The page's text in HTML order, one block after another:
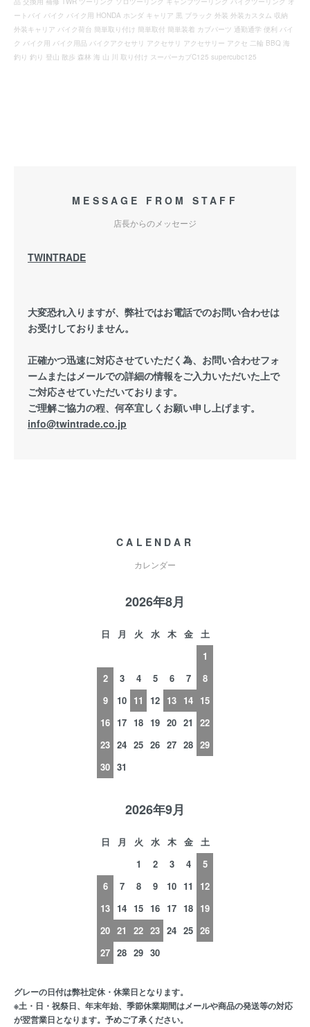
ートバイ バイク バイク用 HONDA ホンダ キャリア 黒 ブラック 外装 外装カスタム 収納
外装キャリア バイク荷台 簡単取り付け 簡単取付 簡単装着 カブパーツ 通勤通学 便利 バイ
ク バイク用 バイク用品 バイクアクセサリ アクセサリ アクセサリー アクセ 二輪 BBQ 海
釣り 釣り 登山 散歩 森林 海 山 川 取り付け スーパーカブC125 supercubc125
MESSAGE FROM STAFF
店長からのメッセージ
TWINTRADE
大変恐れ入りますが、弊社ではお電話でのお問い合わせは
お受けしておりません。
正確かつ迅速に対応させていただく為、お問い合わせフォ
ームまたはメールでの詳細の情報をご入力いただいた上で
ご対応させていただいております。
ご理解ご協力の程、何卒宜しくお願い申し上げます。
info@twintrade.co.jp
CALENDAR
カレンダー
2026年8月
日 月 火 水 木 金
土
1
2
3 4 5 6 7
8
9
10 11 12 13 14 15
16 17 18 19 20 21
22
23 24 25 26 27 28 29
30 31
2026年9月
日 月 火 水 木 金
土
1
2 3 4
5
6
7 8 9 10 11
12
13 14 15 16 17 18 19
20 21 22 23 24 25 26
27 28 29 30
グレーの日付は弊社定休・休業日となります。
※土・日・祝祭日、年末年始、季節休業期間はメールや商品の発送等の対応
が翌営業日となります。予めご了承ください。